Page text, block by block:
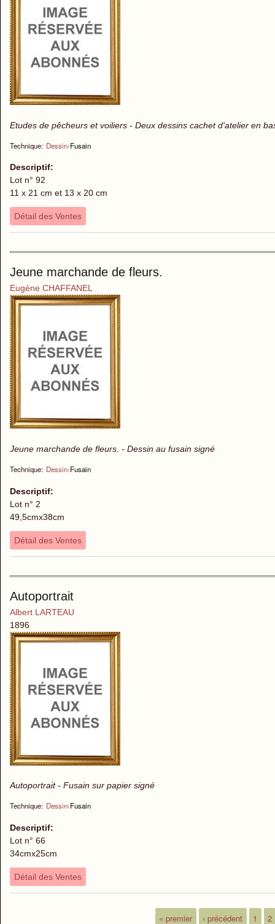
Etudes de pêcheurs et voiliers - Deux dessins cachet d'atelier en
Technique: Dessin›Fusain
Descriptif:
Lot n° 92
11 x 21 cm et 13 x 20 cm
Détail des Ventes
Jeune marchande de fleurs.
Eugène CHAFFANEL
Jeune marchande de fleurs. - Dessin au fusain signé
Technique: Dessin›Fusain
Descriptif:
Lot n° 2
49,5cmx38cm
Détail des Ventes
Autoportrait
Albert LARTEAU
1896
Autoportrait - Fusain sur papier signé
Technique: Dessin›Fusain
Descriptif:
Lot n° 66
34cmx25cm
Détail des Ventes
« premier ‹ précédent 1 2